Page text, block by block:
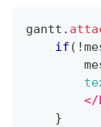
gantt .
if ( !
}